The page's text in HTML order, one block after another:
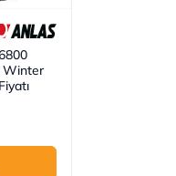
Winter